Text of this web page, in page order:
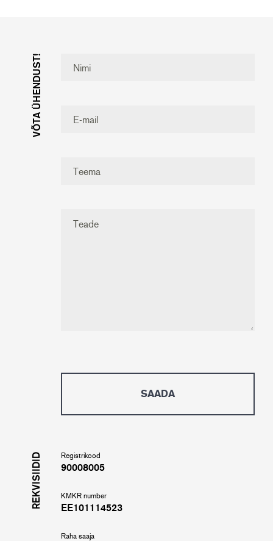
VÕTA ÜHENDUST! Nimi
E-mail
Teema
Teade
REKVISIIDID Registrikood
90008005
KMKR number
EE101114523
Raha saaja